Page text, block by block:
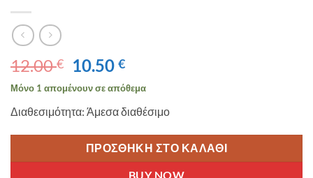
12.00€
Original
price
was:
12.00 €.
10.50€Η
τρέχουσα
τιμή
είναι:
10.50 €.
Μόνο 1 απομένουν σε απόθεμα
Διαθεσιμότητα: Άμεσα διαθέσιμο
ΠΡΟΣΘΉΚΗ ΣΤΟ ΚΑΛΆΘΙ
BUY NOW